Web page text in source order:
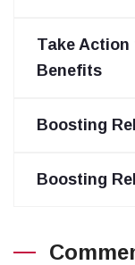
Take
Benefits
Boosting
Boosting